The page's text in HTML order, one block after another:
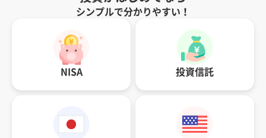
シンプルで分かりやすい！
NISA 投資信託